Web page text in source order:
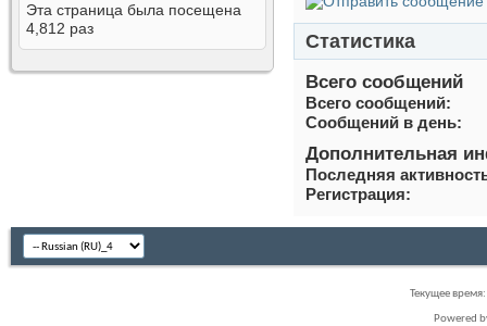
Эта страница была посещена
4,812 раз
Статистика
Всего сообщений
Всего сообщений
Сообщений в день
Дополнительная
Последняя
Регистрация
Текущее время:
Powered